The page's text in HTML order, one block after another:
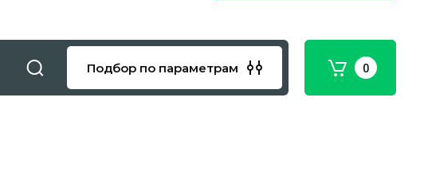
Подбор по параметрам 0